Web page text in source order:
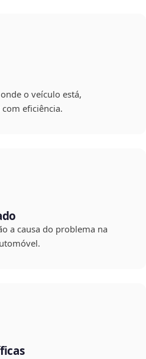
o veículo está,
eficiência.
a causa do problema na